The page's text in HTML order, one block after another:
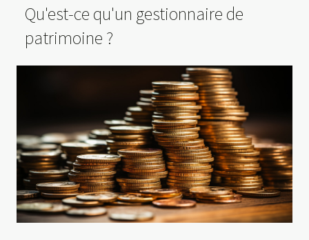
Qu'est-ce qu'un gestionnaire de
patrimoine ?